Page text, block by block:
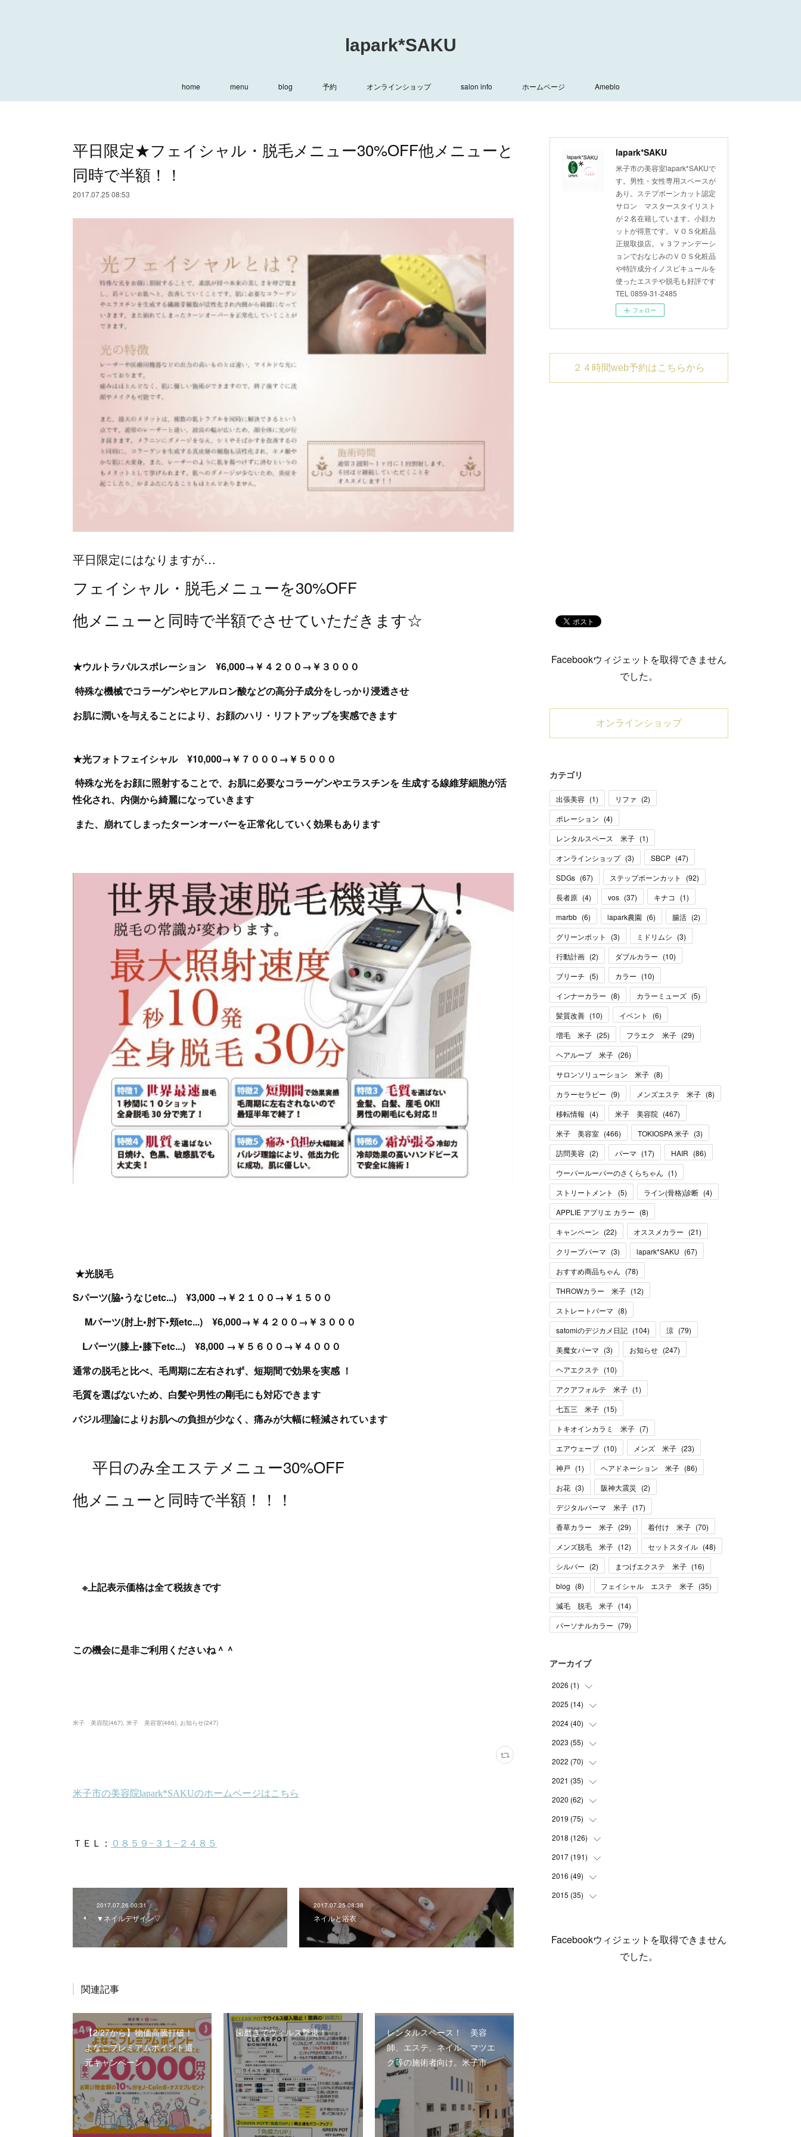
lapark*SAKU
home menu blog 予約 オンラインショップ salon info ホームページ Ameblo
平日限定★フェイシャル・脱毛メニュー30%OFF他メニューと
同時で半額！！
2017.07.25 08:53
平日限定にはなりますが…
フェイシャル・脱毛メニューを30%OFF
他メニューと同時で半額でさせていただきます☆
★ウルトラパルスポレーション ¥6,000→￥４２００→￥３０００
特殊な機械でコラーゲンやヒアルロン酸などの高分子成分をしっかり浸透させ
お肌に潤いを与えることにより、お顔のハリ・リフトアップを実感できます
★光フォトフェイシャル ¥10,000→￥７０００→￥５０００
特殊な光をお顔に照射することで、お肌に必要なコラーゲンやエラスチンを 生成する線維芽細胞が活
性化され、内側から綺麗になっていきます
また、崩れてしまったターンオーバーを正常化していく効果もあります
★光脱毛
Sパーツ(脇•うなじetc...) ¥3,000 →￥２１００→￥１５００
Mパーツ(肘上•肘下•頬etc...) ¥6,000→￥４２００→￥３０００
Lパーツ(膝上•膝下etc...) ¥8,000 →￥５６００→￥４０００
通常の脱毛と比べ、毛周期に左右されず、短期間で効果を実感 ！
毛質を選ばないため、白髪や男性の剛毛にも対応できます
バジル理論によりお肌への負担が少なく、痛みが大幅に軽減されています
平日のみ全エステメニュー30%OFF
他メニューと同時で半額！！！
※上記表示価格は全て税抜きです
この機会に是非ご利用くださいね＾＾
米子 美容院(467) 米子 美容室(466) お知らせ(247)
2017.07.26 00:31
▼ネイルデザイン▽
2017.07.25 08:38
ネイルと浴衣
関連記事
【2/27から】物価高騰打破！
よなごプレミアムポイント還
元キャンペーン
歯磨きでウィルス撃退！
レンタルスペース！ 美容
師、エステ、ネイル、マツエ
ク等の施術者向け。米子市
lapark*SAKU
米子市の美容室lapark*SAKUで
す。男性・女性専用スペースが
あり。ステプボーンカット認定
サロン マスタースタイリスト
が２名在籍しています。小顔カ
ットが得意です。ＶＯＳ化粧品
正規取扱店。ｖ３ファンデーシ
ョンでおなじみのＶＯＳ化粧品
や特許成分イノスピキュールを
使ったエステや脱毛も好評です
TEL 0859-31-2485
フォロー
２４時間web予約はこちらから
Facebookウィジェットを取得できません
でした。
オンラインショップ
カテゴリ
出張美容 (1) リファ (2)
ポレーション (4)
レンタルスペース 米子 (1)
オンラインショップ (3) SBCP (47)
SDGs (67) ステップボーンカット (92)
長者原 (4) vos (37) キナコ (1)
marbb (6) lapark農園 (6) 腸活 (2)
グリーンポット
(3) ミドリムシ (3)
行動計画 (2) ダブルカラー (10)
ブリーチ (5) カラー (10)
インナーカラー (8) カラーミューズ (5)
髪質改善 (10) イベント (6)
増毛 米子 (25) フラエク 米子 (29)
ヘアループ 米子 (26)
サロンソリューション 米子 (8)
カラーセラピー (9) メンズエステ 米子 (8)
移転情報 (4) 米子 美容院 (467)
米子 美容室 (466) TOKIOSPA 米子 (3)
訪問美容 (2) パーマ (17) HAIR (86)
ウーパールーパーのさくらちゃん (1)
ストリートメント
(5) ライン(骨格)診断 (4)
APPLIE アプリエ カラー (8)
キャンペーン (22) オススメカラー (21)
クリープパーマ (3) lapark*SAKU (67)
おすすめ商品ちゃん (78)
THROWカラー 米子 (12)
ストレートパーマ (8)
satomiのデジカメ日記 (104) 涼 (79)
美魔女パーマ (3) お知らせ (247)
ヘアエクステ (10)
アクアフォルテ 米子 (1)
七五三 米子 (15)
トキオインカラミ 米子 (7)
エアウェーブ (10) メンズ 米子 (23)
神戸 (1) ヘアドネーション 米子 (86)
お花 (3) 阪神大震災 (2)
デジタルパーマ 米子 (17)
香草カラー 米子 (29) 着付け 米子 (70)
メンズ脱毛 米子 (12) セットスタイル (48)
シルバー (2) まつげエクステ 米子 (16)
blog (8) フェイシャル エステ 米子 (35)
減毛 脱毛 米子 (14)
パーソナルカラー (79)
アーカイブ
2026 (1)
(1
2025 (14)
(10
)
(1
(1
(2
2024 (40)
(1
(1
(3
(2
(7
(4)
(3)
(5
2023 (55)
(2
(4
(3
(3
(6)
(4)
(6
(3
(5)
2022 (70)
(7
(11
)
(8
(1)
(3)
(1
(6
(9 )
2021 (35)
(5
(7
(5)
(3)
(3
(2
2020 (62)
(6
(9)
(7)
(4
(3
2019 (75)
(1)
(2)
(6
(7
2018 (126)
(6)
(12
)
(7
2017 (191)
(12
)
(11
)
2016 (49)
(2
2015 (35)
Facebookウィジェットを取得できません
でした。